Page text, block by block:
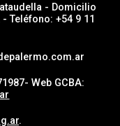
- Domicilio
Teléfono: +54 9 11
Web GCBA:
.